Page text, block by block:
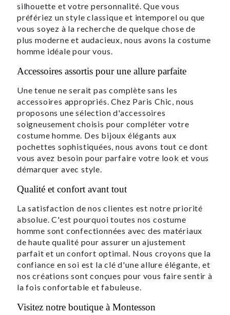
silhouette et votre personnalité. Que vous
préfériez un style classique et intemporel ou que
vous soyez à la recherche de quelque chose de
plus moderne et audacieux, nous avons la costume
homme idéale pour vous.
Accessoires assortis pour une allure parfaite
Une tenue ne serait pas complète sans les
accessoires appropriés. Chez Paris Chic, nous
proposons une sélection d'accessoires
soigneusement choisis pour compléter votre
costume homme. Des bijoux élégants aux
pochettes sophistiquées, nous avons tout ce dont
vous avez besoin pour parfaire votre look et vous
démarquer avec style.
Qualité et confort avant tout
La satisfaction de nos clientes est notre priorité
absolue. C'est pourquoi toutes nos costume
homme sont confectionnées avec des matériaux
de haute qualité pour assurer un ajustement
parfait et un confort optimal. Nous croyons que la
confiance en soi est la clé d'une allure élégante, et
nos créations sont conçues pour vous faire sentir à
la fois confortable et fabuleuse.
Visitez notre boutique à Montesson